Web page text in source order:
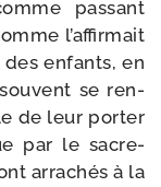
pas­sant
l’affirmait
enfants, en
se ren­
de leur por­ter
par le sacre­
arra­chés à la